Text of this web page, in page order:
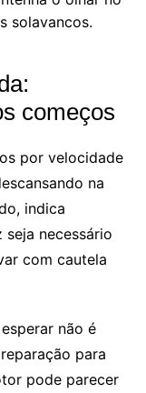
solavancos.
começos
por velocidade
na
indica
necessário
com cautela
não é
para
pode parecer